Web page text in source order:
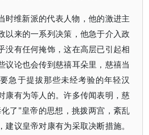
时维新派的代表人物，他的激进主
以来的一系列决策，他急于介入政
没有任何掩饰，这在高层已引起相
议论也会传到慈禧耳朵里，慈禧当
急于提拔那些未经考验的年轻汉
康有为等人的。许多传闻表明，慈
了"皇帝的思想，挑拨两宫，紊乱
建议皇帝对康有为采取决断措施。